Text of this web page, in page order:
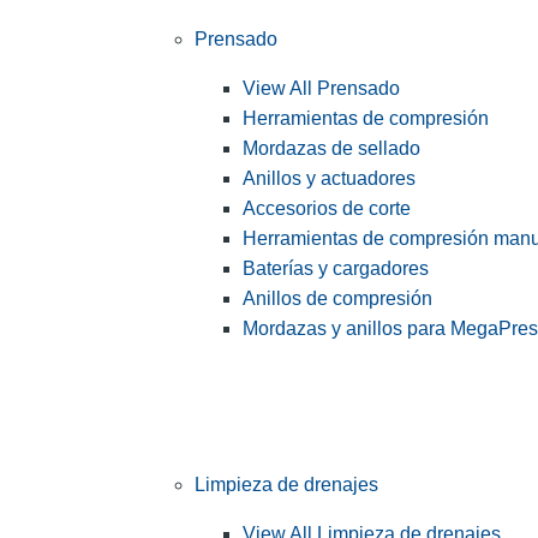
Prensado
View All Prensado
Herramientas de compresión
Mordazas de sellado
Anillos y actuadores
Accesorios de corte
Herramientas de compresión
Baterías y cargadores
Anillos de compresión
Mordazas y anillos para
Limpieza de drenajes
View All Limpieza de drenajes